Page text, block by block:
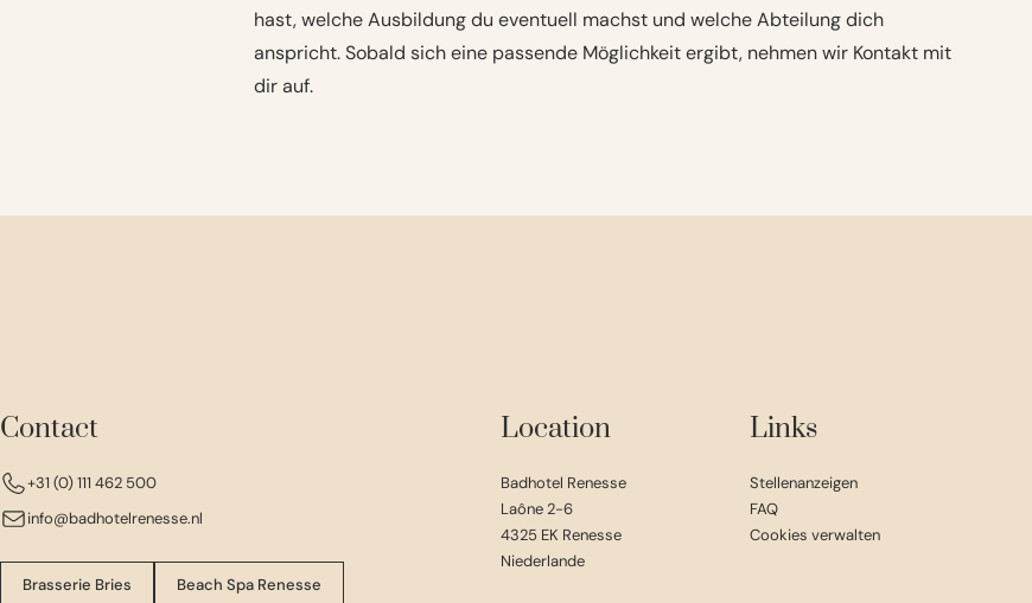
hast, welche Ausbildung du eventuell machst und welche Abteilung dich
anspricht. Sobald sich eine passende Möglichkeit ergibt, nehmen wir Kontakt mit
dir auf.
Contact
+31 (0) 111 462 500
info@badhotelrenesse.nl
Brasserie Bries Beach Spa Renesse
Location
Badhotel Renesse
Laône 2-6
4325 EK Renesse
Niederlande
Links
Stellenanzeigen
FAQ
Cookies verwalten